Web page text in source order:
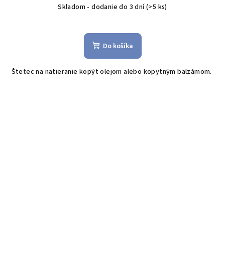
Skladom - dodanie do 3 dní(>5 ks)
Do košíka
Štetec na natieranie kopýt olejom alebo kopytným balzámom.